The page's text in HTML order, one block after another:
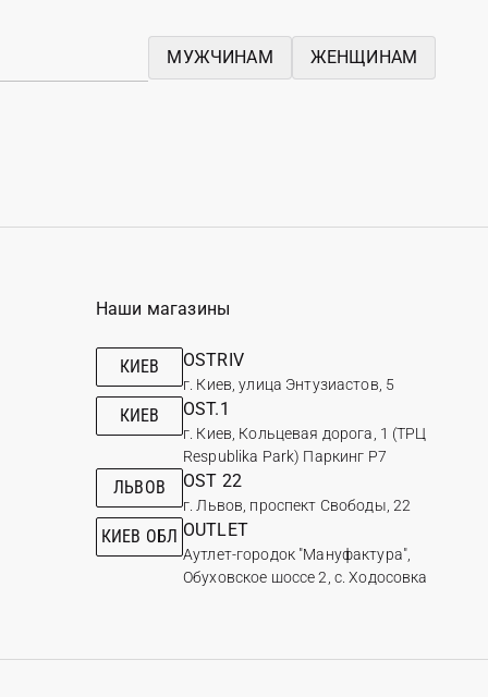
МУЖЧИНАМ ЖЕНЩИНАМ
Наши магазины
КИЕВ OSTRIV
г. Киев, улица Энтузиастов, 5
КИЕВ OST.1
г. Киев, Кольцевая дорога, 1 (ТРЦ
Respublika Park) Паркинг Р7
ЛЬВОВ OST 22
г. Львов, проспект Свободы, 22
КИЕВ ОБЛ OUTLET
Аутлет-городок "Мануфактура",
Обуховское шоссе 2, с. Ходосовка